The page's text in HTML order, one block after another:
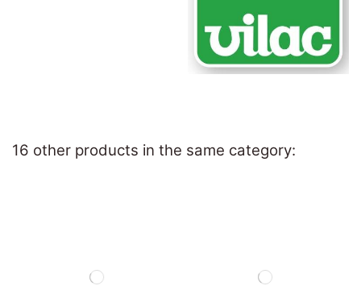
16 other products in the same category: